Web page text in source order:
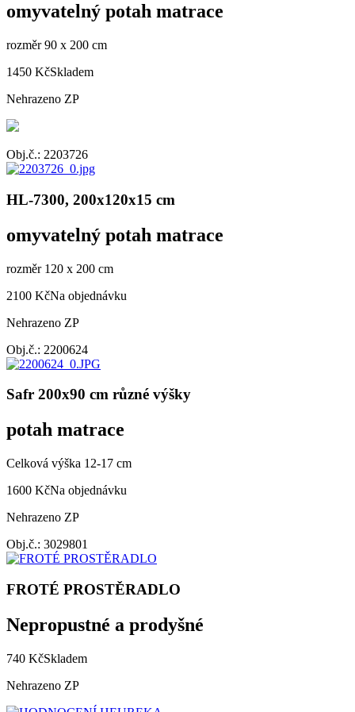
omyvatelný potah matrace
rozměr 90 x 200 cm
1450 KčSkladem
Nehrazeno ZP
Obj.č.: 2203726
HL-7300, 200x120x15 cm
omyvatelný potah matrace
rozměr 120 x 200 cm
2100 KčNa objednávku
Nehrazeno ZP
Obj.č.: 2200624
Safr 200x90 cm různé výšky
potah matrace
Celková výška 12-17 cm
1600 KčNa objednávku
Nehrazeno ZP
Obj.č.: 3029801
FROTÉ PROSTĚRADLO
Nepropustné a prodyšné
740 KčSkladem
Nehrazeno ZP